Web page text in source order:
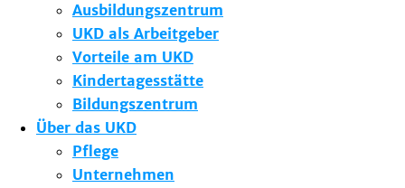
Ausbildungszentrum
UKD als Arbeitgeber
Vorteile am UKD
Kindertagesstätte
Bildungszentrum
Über das UKD
Pflege
Unternehmen